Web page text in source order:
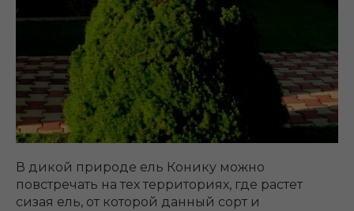
В дикой природе ель Конику можно
повстречать на тех территориях, где растет
сизая ель, от которой данный сорт и